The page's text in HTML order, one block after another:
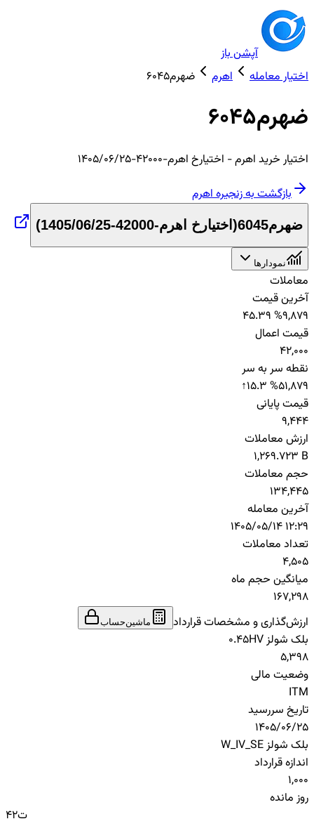
آپشن باز
اختیار معامله
اهرم ضهرم6045
ضهرم6045
اختیار خرید اهرم- اختیارخ اهرم-42000-1405/06/25
بازگشت به زنجیرهاهرم
ضهرم6045 ( اختیارخ اهرم-42000-1405/06/25 )
نمودارها
معاملات
آخرین قیمت
9,879
45.39 %
قیمت اعمال
42,000
نقطه سر به سر
51,879
↑15.3 %
قیمت پایانی
9,444
ارزش معاملات
1,269.723 B
حجم معاملات
134,445
آخرین معامله
1405/05/14 12:29
تعداد معاملات
4,505
میانگین حجم ماه
167,298
ارزش‌گذاری و مشخصات قرارداد
ماشین‌حساب
بلک شولز HV
0.45
5,398
وضعیت مالی
ITM
تاریخ سررسید
1405/06/25
بلک شولز W_IV_SE
اندازه قرارداد
1,000
روز مانده
42ت